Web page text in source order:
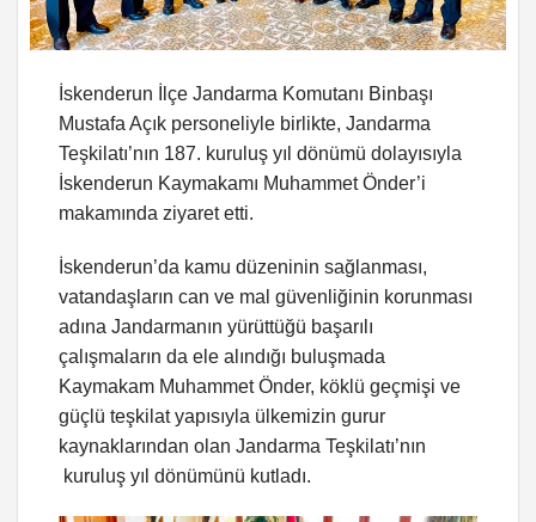
İskenderun İlçe Jandarma Komutanı Binbaşı
Mustafa Açık personeliyle birlikte, Jandarma
Teşkilatı’nın 187. kuruluş yıl dönümü dolayısıyla
İskenderun Kaymakamı Muhammet Önder’i
makamında ziyaret etti.
İskenderun’da kamu düzeninin sağlanması,
vatandaşların can ve mal güvenliğinin korunması
adına Jandarmanın yürüttüğü başarılı
çalışmaların da ele alındığı buluşmada
Kaymakam Muhammet Önder, köklü geçmişi ve
güçlü teşkilat yapısıyla ülkemizin gurur
kaynaklarından olan Jandarma Teşkilatı’nın
kuruluş yıl dönümünü kutladı.